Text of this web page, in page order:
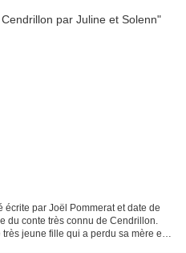
par Joël Pommerat et date de
du conte très connu de Cendrillon.
très jeune fille qui a perdu sa mère et